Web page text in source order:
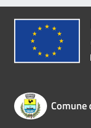
Comune